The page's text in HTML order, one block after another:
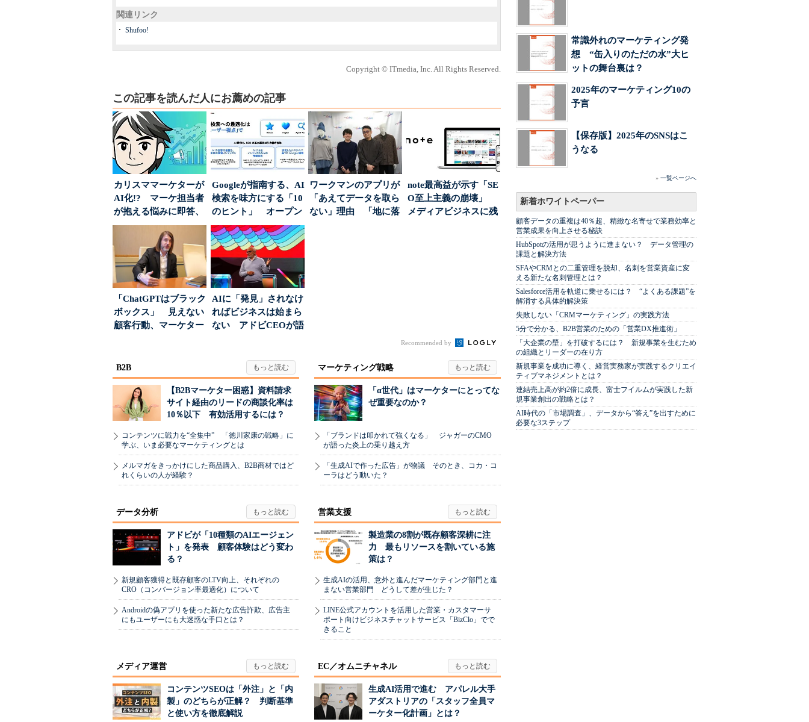
関連リンク
Shufoo!
Copyright © ITmedia, Inc. All Rights Reserved.
この記事を読んだ人にお薦めの記事
カリスママーケターが
AI化!? マーケ担当者
が抱える悩みに即答、
実力は？
Googleが指南する、AI
検索を味方にする「10
のヒント」 オープン
ハウスでは...
ワークマンのアプリが
「あえてデータを取ら
ない」理由 「地に落
note最高益が示す「SE
O至上主義の崩壊」
メディアビジネスに残
「ChatGPTはブラック
ボックス」 見えない
顧客行動、マーケター
AIに「発見」されなけ
ればビジネスは始まら
ない アドビCEOが語
Recommended by
B2B
【B2Bマーケター困惑】資料請求
サイト経由のリードの商談化率は
10％以下 有効活用するには？
コンテンツに戦力を“全集中” 「徳川家康の戦略」に
学ぶ、いま必要なマーケティングとは
メルマガをきっかけにした商品購入、B2B商材ではど
れくらいの人が経験？
マーケティング戦略
「α世代」はマーケターにとってな
ぜ重要なのか？
「ブランドは叩かれて強くなる」 ジャガーのCMO
が語った炎上の乗り越え方
「生成AIで作った広告」が物議 そのとき、コカ・コ
ーラはどう動いた？
データ分析
アドビが「10種類のAIエージェン
ト」を発表 顧客体験はどう変わ
る？
新規顧客獲得と既存顧客のLTV向上、それぞれの
CRO（コンバージョン率最適化）について
Androidの偽アプリを使った新たな広告詐欺、広告主
にもユーザーにも大迷惑な手口とは？
営業支援
製造業の8割が既存顧客深耕に注
力 最もリソースを割いている施
策は？
生成AIの活用、意外と進んだマーケティング部門と進
まない営業部門 どうして差が生じた？
LINE公式アカウントを活用した営業・カスタマーサ
ポート向けビジネスチャットサービス「BizClo」でで
きること
メディア運営
コンテンツSEOは「外注」と「内
製」のどちらが正解？ 判断基準
と使い方を徹底解説
EC／オムニチャネル
生成AI活用で進む アパレル大手
アダストリアの「スタッフ全員マ
ーケター化計画」とは？
常識外れのマーケティング発
想 “缶入りのただの水”大ヒ
ットの舞台裏は？
2025年のマーケティング10の
予言
【保存版】2025年のSNSはこ
うなる
» 一覧ページへ
新着ホワイトペーパー
顧客データの重複は40％超、精緻な名寄せで業務効率と
営業成果を向上させる秘訣
HubSpotの活用が思うように進まない？ データ管理の
課題と解決方法
SFAやCRMとの二重管理を脱却、名刺を営業資産に変
える新たな名刺管理とは？
Salesforce活用を軌道に乗せるには？ “よくある課題”を
解消する具体的解決策
失敗しない「CRMマーケティング」の実践方法
5分で分かる、B2B営業のための「営業DX推進術」
「大企業の壁」を打破するには？ 新規事業を生むため
の組織とリーダーの在り方
新規事業を成功に導く、経営実務家が実践するクリエイ
ティブマネジメントとは？
連結売上高が約2倍に成長、富士フイルムが実践した新
規事業創出の戦略とは？
AI時代の「市場調査」、データから“答え”を出すために
必要な3ステップ